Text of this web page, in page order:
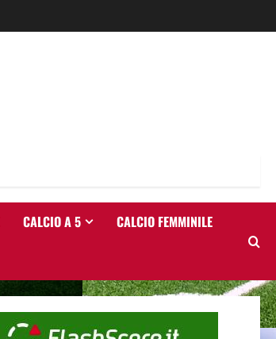
CALCIO A 5 CALCIO FEMMINILE